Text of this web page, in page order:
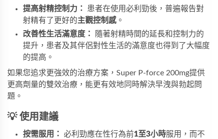
提高射精控制力：
患者在使用必利勁後，普遍報告對
射精有了更好的主觀控制感。
改善性生活滿意度：
隨著射精時間的延長和控制力的
提升，患者及其伴侶對性生活的滿意度也得到了大幅度
的提高。
如果您追求更強效的治療方案， Super P-force 200mg提供
更高劑量的雙效治療，能更有效地同時解決早洩與勃起問
題。
💡 使用建議
按需服用： 必利勁應在性行為前1至3小時服用，而不